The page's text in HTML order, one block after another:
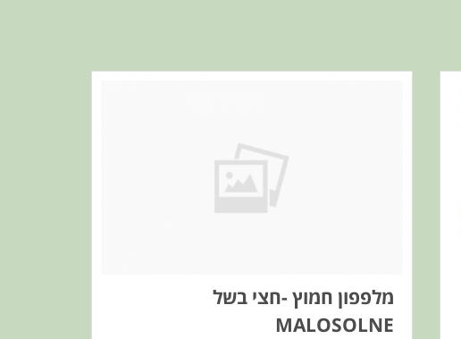
מלפפון חמוץ -חצי בשל
MALOSOLNE